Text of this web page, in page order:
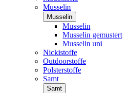
Musselin
Musselin
Musselin
Musselin gemustert
Musselin uni
Nickistoffe
Outdoorstoffe
Polsterstoffe
Samt
Samt